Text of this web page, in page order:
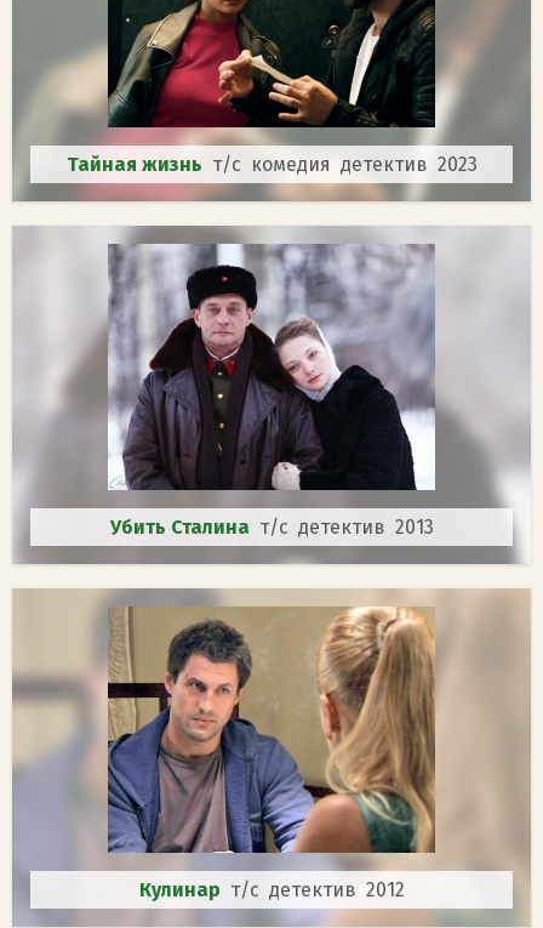
Тайная жизнь т/с комедия детектив 2023
Убить Сталина т/с детектив 2013
Кулинар т/с детектив 2012